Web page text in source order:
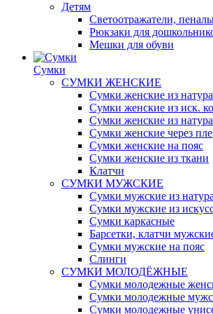
Детям
Светоотражатели,
Рюкзаки для
Мешки для обуви
Сумки
СУМКИ ЖЕНСКИЕ
Сумки женские из
Сумки женские из иск.
Сумки женские из
Сумки женские через
Сумки женские на пояс
Сумки женские из ткани
Клатчи
СУМКИ МУЖСКИЕ
Сумки мужские из
Сумки мужские из
Сумки каркасные
Барсетки, клатчи
Сумки мужские на пояс
Слинги
СУМКИ МОЛОДЁЖНЫЕ
Сумки молодежные
Сумки молодежные
Сумки молодежные